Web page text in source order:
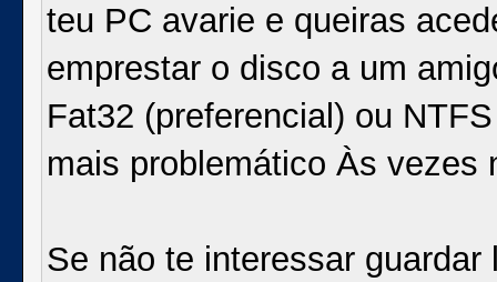
teu PC avarie e queiras
emprestar o disco a um
Fat32 (preferencial) ou
mais problemático Às vezes
Se não te interessar